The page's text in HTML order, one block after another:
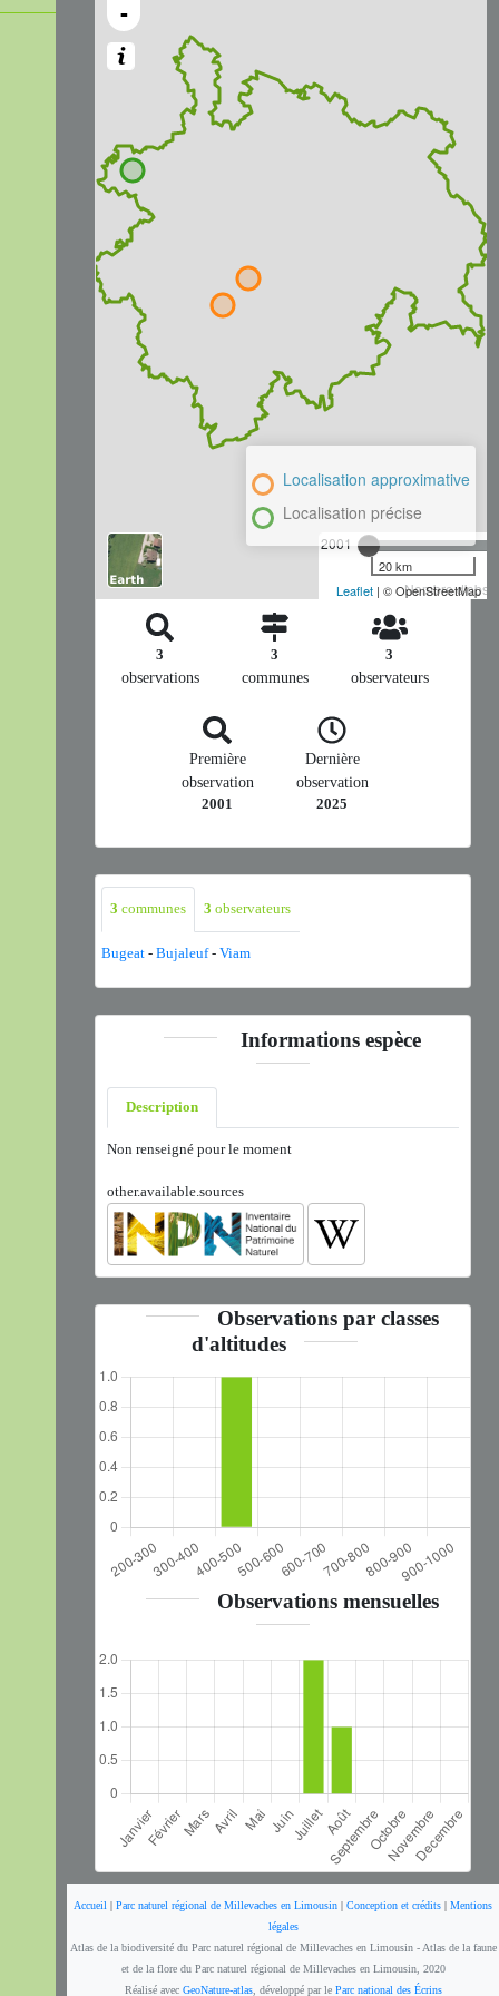
-
2001
Nombre
Localisation approximative
Localisation précise
20 km
Leaflet | © OpenStreetMap
3
observations
3
communes
3
observateurs
Première
observation
2001
Dernière
observation
2025
3 communes 3 observateurs
Bugeat - Bujaleuf- Viam
Informations espèce
Description
Non renseigné pour le moment
other.available.sources
Observations par classes
d'altitudes
Observations mensuelles
Accueil | Parc naturel régional de Millevaches en Limousin | Conception et crédits | Mentions
légales
Atlas de la biodiversité du Parc naturel régional de Millevaches en Limousin - Atlas de la faune
et de la flore du Parc naturel régional de Millevaches en Limousin, 2020
Réalisé avec GeoNature-atlas, développé par le Parc national des Écrins